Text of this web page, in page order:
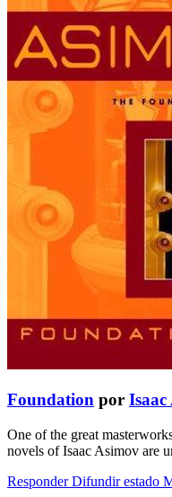
Foundation por Isaac
One of the great
novels of Isaac Asimov are
Responder Difundir estado